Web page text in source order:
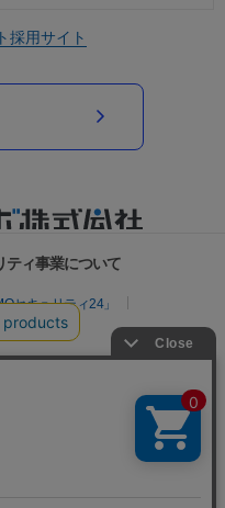
採用サイト
ティ事業について
セキュリティ24」